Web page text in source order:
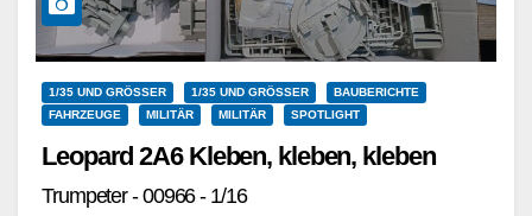
1/35 UND GRÖSSER 1/35 UND GRÖSSER
BAUBERICHTE
FAHRZEUGE
MILITÄR MILITÄR SPOTLIGHT
Leopard 2A6 Kleben, kleben, kleben
Trumpeter - 00966 - 1/16